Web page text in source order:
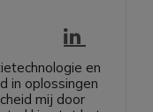
en
in oplossingen
mij door